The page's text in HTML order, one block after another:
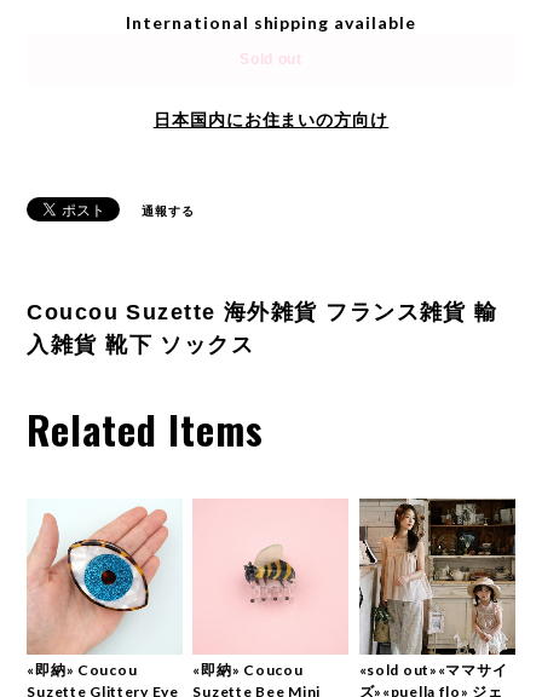
International shipping available
Sold out
日本国内にお住まいの方向け
通報する
Coucou Suzette 海外雑貨 フランス雑貨 輸
入雑貨 靴下 ソックス
Related Items
«即納» Coucou
Suzette Glittery Eye
«即納» Coucou
Suzette Bee Mini
«sold out»«ママサイ
ズ»«puella flo» ジェ